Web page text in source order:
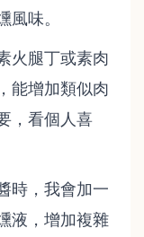
味。
火腿丁或素肉
能增加類似肉
，看個人喜
時，我會加一
液，增加複雜